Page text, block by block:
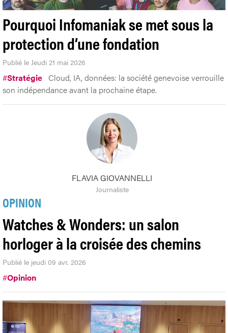
Pourquoi Infomaniak se met sous la
protection d’une fondation
Publié le Jeudi 21 mai 2026
#Stratégie Cloud, IA, données: la société genevoise verrouille
son indépendance avant la prochaine étape.
FLAVIA GIOVANNELLI
Journaliste
OPINION
Watches & Wonders: un salon
horloger à la croisée des chemins
Publié le jeudi 09 avr. 2026
#Opinion